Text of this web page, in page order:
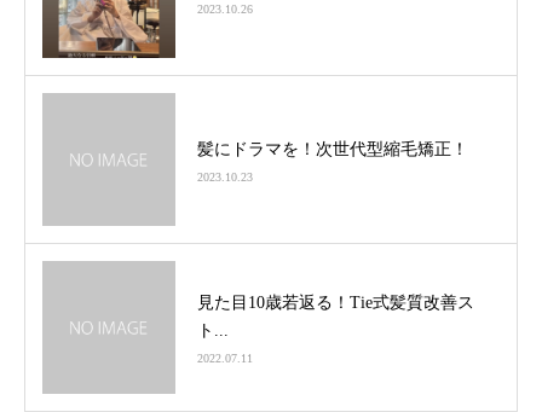
2023.10.26
髪にドラマを！次世代型縮毛矯正！
2023.10.23
見た目10歳若返る！Tie式髪質改善ス
ト...
2022.07.11